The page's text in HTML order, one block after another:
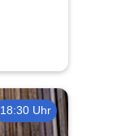
18:30 Uhr